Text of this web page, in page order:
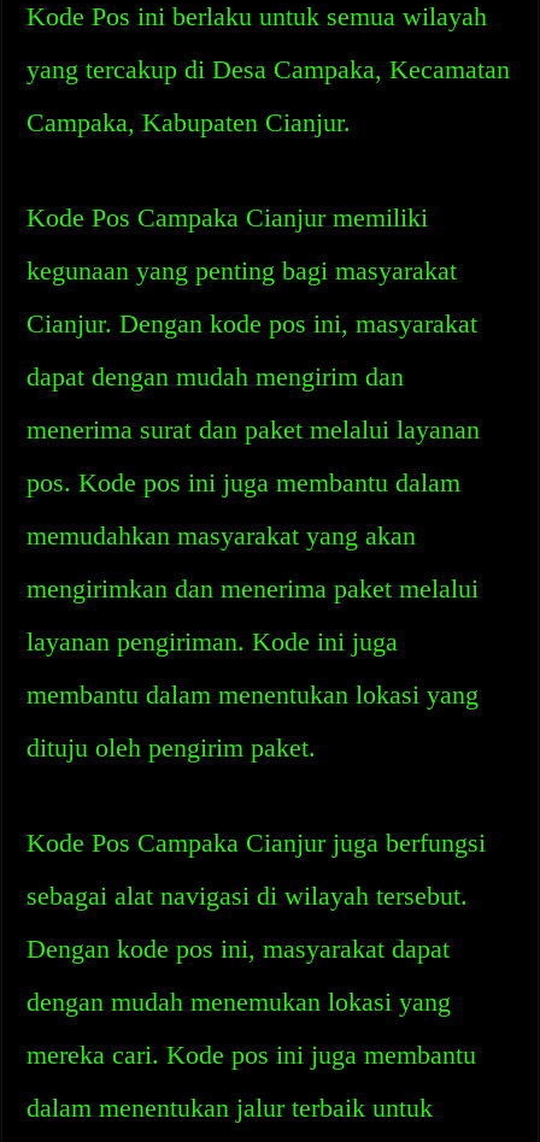
Kode Pos ini berlaku untuk semua wilayah
yang tercakup di Desa Campaka, Kecamatan
Campaka, Kabupaten Cianjur.
Kode Pos Campaka Cianjur memiliki
kegunaan yang penting bagi masyarakat
Cianjur. Dengan kode pos ini, masyarakat
dapat dengan mudah mengirim dan
menerima surat dan paket melalui layanan
pos. Kode pos ini juga membantu dalam
memudahkan masyarakat yang akan
mengirimkan dan menerima paket melalui
layanan pengiriman. Kode ini juga
membantu dalam menentukan lokasi yang
dituju oleh pengirim paket.
Kode Pos Campaka Cianjur juga berfungsi
sebagai alat navigasi di wilayah tersebut.
Dengan kode pos ini, masyarakat dapat
dengan mudah menemukan lokasi yang
mereka cari. Kode pos ini juga membantu
dalam menentukan jalur terbaik untuk